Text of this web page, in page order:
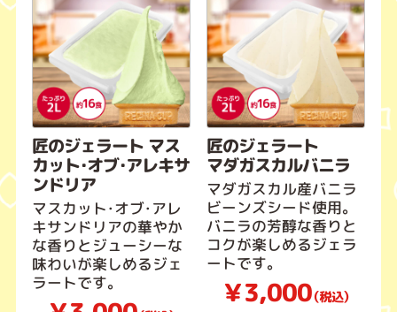
匠のジェラート マス
カット・オブ・アレキサ
ンドリア
マスカット・オブ・アレ
キサンドリアの華やか
な香りとジューシーな
味わいが楽しめるジェ
ラートです。
匠のジェラート
マダガスカルバニラ
マダガスカル産バニラ
ビーンズシード使用。
バニラの芳醇な香りと
コクが楽しめるジェラ
ートです。
￥3,000（税込）